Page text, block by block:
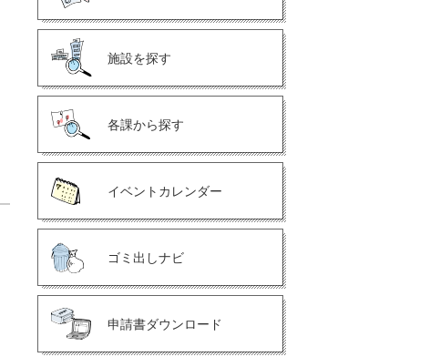
施設を探す
各課から探す
イベントカレンダー
ゴミ出しナビ
申請書ダウンロード